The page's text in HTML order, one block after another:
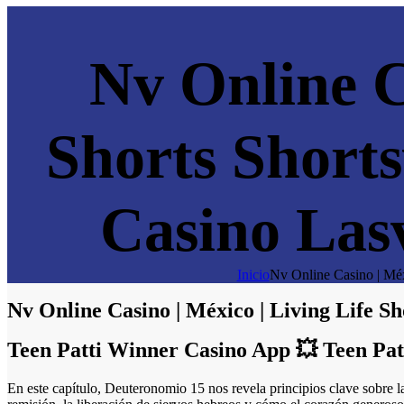
Nv Online
Shorts
Casino
InicioNv Online Casino |
Nv Online Casino | México | Living Life
Teen Patti Winner Casino App 💥 Teen
En este capítulo, Deuteronomio 15 nos revela principios clave sobre